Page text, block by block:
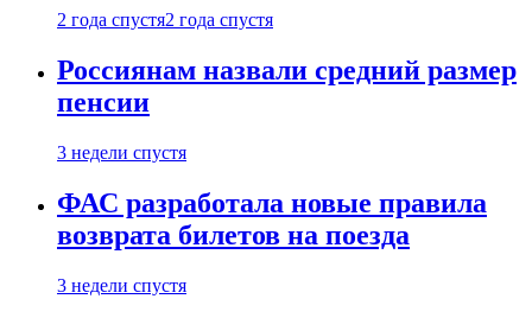
2 года спустя2 года спустя
Россиянам назвали средний размер
пенсии
3 недели спустя
ФАС разработала новые правила
возврата билетов на поезда
3 недели спустя